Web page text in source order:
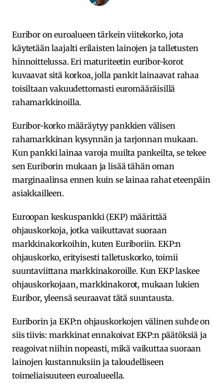
Euribor on euroalueen tärkein viitekorko, jota
käytetään laajalti erilaisten lainojen ja talletusten
hinnoittelussa. Eri maturiteetin euribor-korot
kuvaavat sitä korkoa, jolla pankit lainaavat rahaa
toisiltaan vakuudettomasti euromääräisillä
rahamarkkinoilla.
Euribor-korko määräytyy pankkien välisen
rahamarkkinan kysynnän ja tarjonnan mukaan.
Kun pankki lainaa varoja muilta pankeilta, se tekee
sen Euriborin mukaan ja lisää tähän oman
marginaalinsa ennen kuin se lainaa rahat eteenpäin
asiakkailleen.
Euroopan keskuspankki (EKP) määrittää
ohjauskorkoja, jotka vaikuttavat suoraan
markkinakorkoihin, kuten Euriboriin. EKP:n
ohjauskorko, erityisesti talletuskorko, toimii
suuntaviittana markkinakoroille. Kun EKP laskee
ohjauskorkojaan, markkinakorot, mukaan lukien
Euribor, yleensä seuraavat tätä suuntausta.
Euriborin ja EKP:n ohjauskorkojen välinen suhde on
siis tiivis: markkinat ennakoivat EKP:n päätöksiä ja
reagoivat niihin nopeasti, mikä vaikuttaa suoraan
lainojen kustannuksiin ja taloudelliseen
toimeliaisuuteen euroalueella.